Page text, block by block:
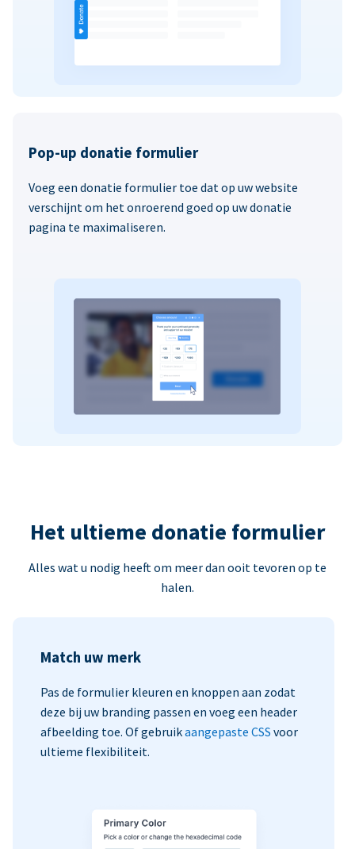
Pop-up donatie formulier
Voeg een donatie formulier toe dat op uw website
verschijnt om het onroerend goed op uw donatie
pagina te maximaliseren.
Het ultieme donatie formulier
Alles wat u nodig heeft om meer dan ooit tevoren op te
halen.
Match uw merk
Pas de formulier kleuren en knoppen aan zodat
deze bij uw branding passen en voeg een header
afbeelding toe. Of gebruikaangepaste CSS voor
ultieme flexibiliteit.